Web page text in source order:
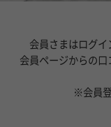
会員さまはログイ
会員ページからの
※会員